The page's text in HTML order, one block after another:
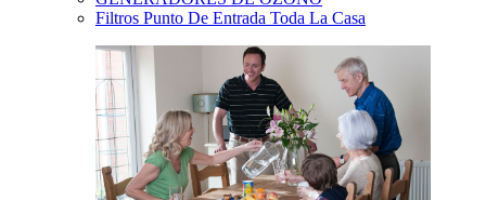
Filtros Punto De Entrada Toda La Casa